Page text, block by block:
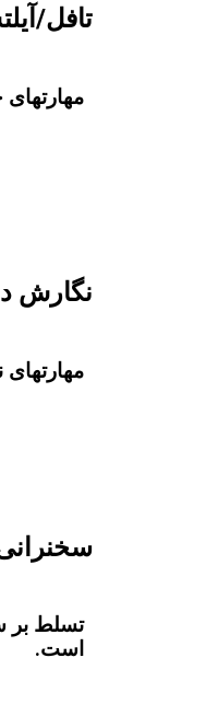
تافل/
نگارش
سخنرانی
تسلط بر
است.